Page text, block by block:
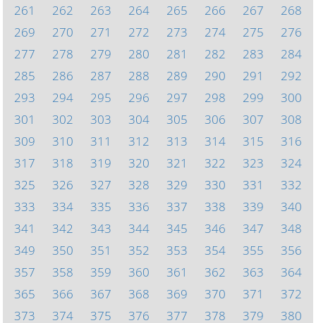
261
262 263 264 265 266 267
268
269
270 271 272 273 274 275
276
277
278 279 280 281 282 283
284
285
286 287 288 289 290 291
292
293
294 295 296 297 298 299
300
301
302 303 304 305 306 307
308
309
310 311 312 313 314 315
316
317
318 319 320 321 322 323
324
325
326 327 328 329 330 331
332
333
334 335 336 337 338 339
340
341
342 343 344 345 346 347
348
349
350 351 352 353 354 355
356
357
358 359 360 361 362 363
364
365
366 367 368 369 370 371
372
373
374 375 376 377 378 379 380